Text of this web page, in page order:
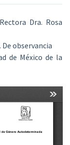
Dra. Rosa
observancia
de México de la